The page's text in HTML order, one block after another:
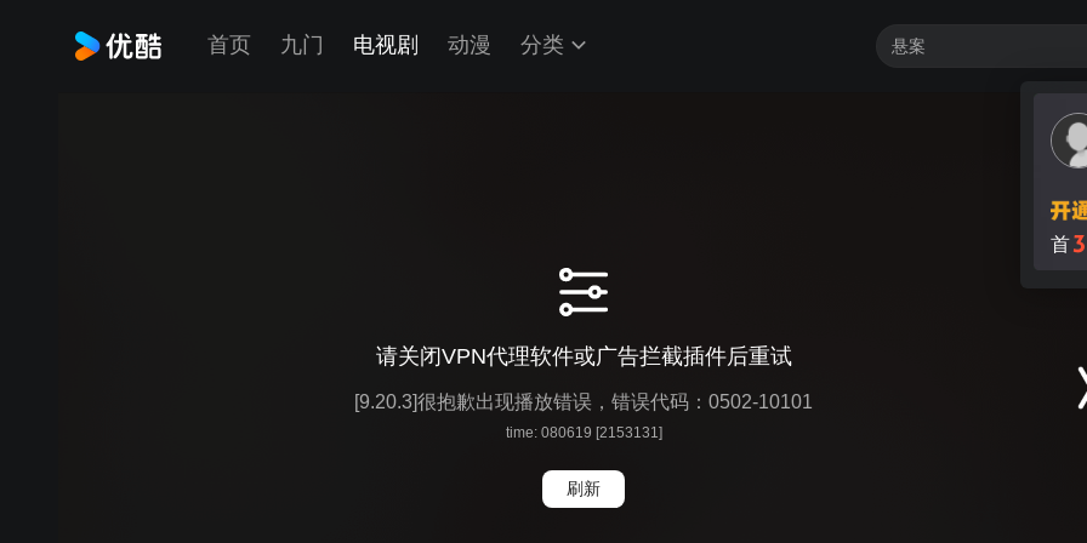
首页 九门 电视剧 动漫 分类
请关闭VPN代理软件或广告拦截插件后重试
[9.20.3]很抱歉出现播放错误，错误代码：0502-10101
time: 080619 [2153131]
刷新